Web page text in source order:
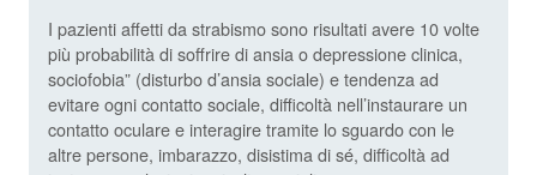
I pazienti affetti da strabismo sono risultati avere 10 volte
più probabilità di soffrire di ansia o depressione clinica,
sociofobia” (disturbo d’ansia sociale) e tendenza ad
evitare ogni contatto sociale, difficoltà nell’instaurare un
contatto oculare e interagire tramite lo sguardo con le
altre persone, imbarazzo, disistima di sé, difficoltà ad